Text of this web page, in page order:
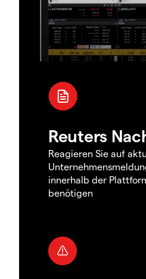
Reuters
Reagieren Sie auf
innerhalb der
benötigen